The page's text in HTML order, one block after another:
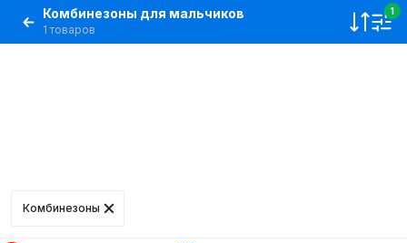
Комбинезоны для мальчиков
1 товаров
1
Комбинезоны